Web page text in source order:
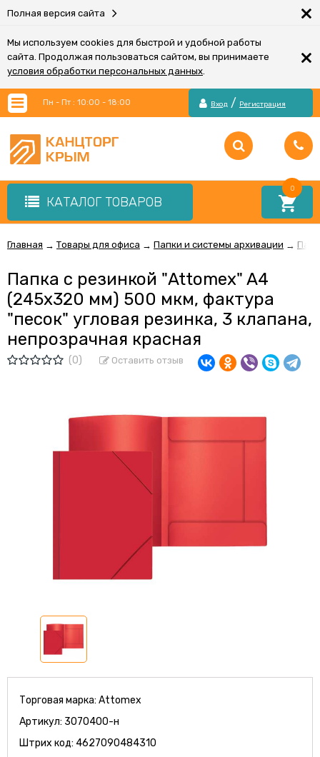
Полная версия сайта ×
Мы используем cookies для быстрой и удобной работы
сайта. Продолжая пользоваться сайтом, вы принимаете
условия обработки персональных данных.
×
Пн - Пт : 10:00 - 18:00 Вход / Регистрация
КАТАЛОГ ТОВАРОВ
0
Главная → Товары для офиса → Папки и системы архивации →
Папка с резинкой "Attomex" A4
(245x320 мм) 500 мкм, фактура
"песок" угловая резинка, 3 клапана,
непрозрачная красная
(0) Оставить отзыв
Торговая марка: Attomex
Артикул: 3070400-н
Штрих код: 4627090484310